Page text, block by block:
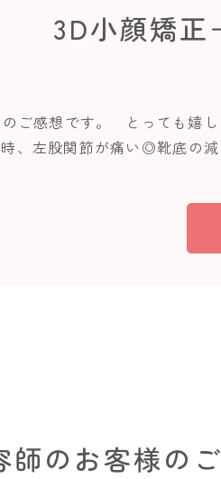
3D小顔矯
のご感想です。 とっても嬉
、左股関節が痛い◎靴底の
師のお客様の